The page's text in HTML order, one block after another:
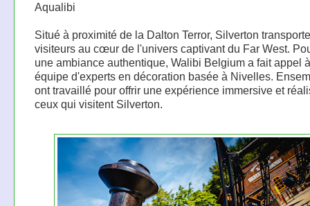
Aqualibi
Situé à proximité de la Dalton Terror, Silverton
visiteurs au cœur de l'univers captivant du Far West.
une ambiance authentique, Walibi Belgium a fait appel
équipe d'experts en décoration basée à Nivelles.
ont travaillé pour offrir une expérience immersive et
ceux qui visitent Silverton.